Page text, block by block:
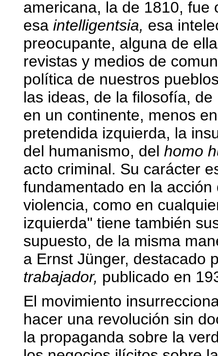
americana, la de 1810,
esa intelligentsia, esa
preocupante, alguna de
revistas y medios de
política de nuestros
las ideas, de la filosofía,
en un continente, menos
pretendida izquierda, la
del humanismo, del homo
acto criminal. Su carácter
fundamentado en la
violencia, como en
izquierda" tiene también
supuesto, de la misma
a Ernst Jünger, destacado
trabajador, publicado en
El movimiento
hacer una revolución sin
la propaganda sobre la